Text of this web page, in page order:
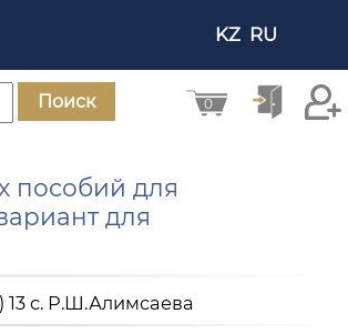
KZ RU
Поиск 0
пособий для
для
13 с. Р.Ш.Алимсаева